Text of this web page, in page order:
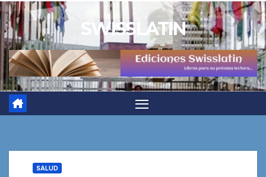
Saltar
al
contenido
SWISSLATIN
SALUD